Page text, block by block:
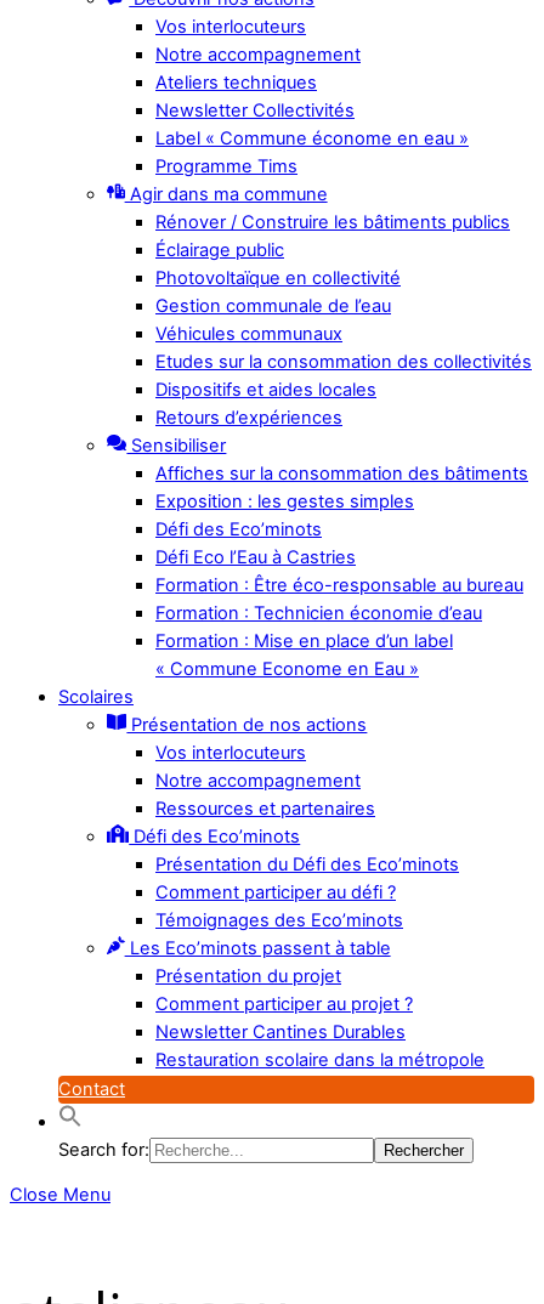
Vos interlocuteurs
Notre accompagnement
Ateliers techniques
Newsletter Collectivités
Label « Commune économe en eau »
Programme Tims
Agir dans ma commune
Rénover / Construire les bâtiments publics
Éclairage public
Photovoltaïque en collectivité
Gestion communale de l’eau
Véhicules communaux
Etudes sur la consommation des collectivités
Dispositifs et aides locales
Retours d’expériences
Sensibiliser
Affiches sur la consommation des bâtiments
Exposition : les gestes simples
Défi des Eco’minots
Défi Eco l’Eau à Castries
Formation : Être éco-responsable au bureau
Formation : Technicien économie d’eau
Formation : Mise en place d’un label
« Commune Econome en Eau »
Scolaires
Présentation de nos actions
Vos interlocuteurs
Notre accompagnement
Ressources et partenaires
Défi des Eco’minots
Présentation du Défi des Eco’minots
Comment participer au défi ?
Témoignages des Eco’minots
Les Eco’minots passent à table
Présentation du projet
Comment participer au projet ?
Newsletter Cantines Durables
Restauration scolaire dans la métropole
Contact
Search for:
Close Menu